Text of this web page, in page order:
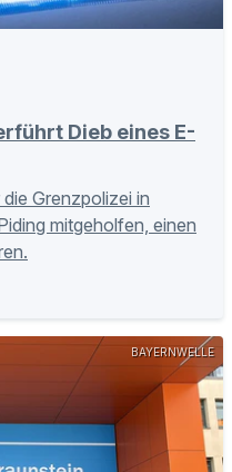
Dieb eines E-
Grenzpolizei in
mitgeholfen, einen
BAYERNWELLE